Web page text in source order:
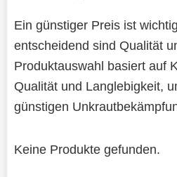
Ein günstiger Preis ist
entscheidend sind Qualität
Produktauswahl basiert auf
Qualität und Langlebigkeit,
günstigen
Keine Produkte gefunden.